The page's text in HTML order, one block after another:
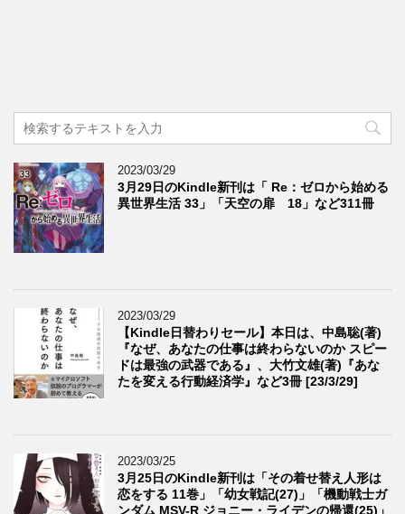
2023/03/29
3月29日のKindle新刊は「 Re：ゼロから始める
異世界生活 33」「天空の扉 18」など311冊
2023/03/29
【Kindle日替わりセール】本日は、中島聡(著)
『なぜ、あなたの仕事は終わらないのか スピー
ドは最強の武器である』、大竹文雄(著)『あな
たを変える行動経済学』など3冊 [23/3/29]
2023/03/25
3月25日のKindle新刊は「その着せ替え人形は
恋をする 11巻」「幼女戦記(27)」「機動戦士ガ
ンダム MSV-R ジョニー・ライデンの帰還(25)」